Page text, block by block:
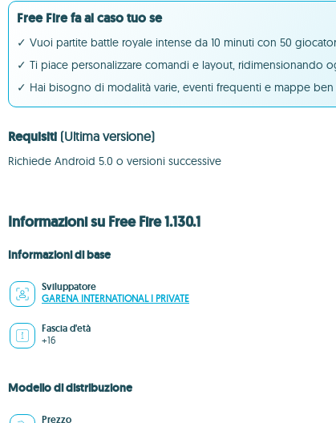
Free Fire fa al caso tuo se
✓ Vuoi partite battle royale intense da 10 minuti con 50
✓ Ti piace personalizzare comandi e layout, ridimensionando
✓ Hai bisogno di modalità varie, eventi frequenti e mappe
Requisiti (Ultima versione)
Richiede Android 5.0 o versioni successive
Informazioni su Free Fire 1.130.1
Informazioni di base
Sviluppatore
GARENA INTERNATIONAL I PRIVATE
Fascia d'età
+16
Modello di distribuzione
Prezzo